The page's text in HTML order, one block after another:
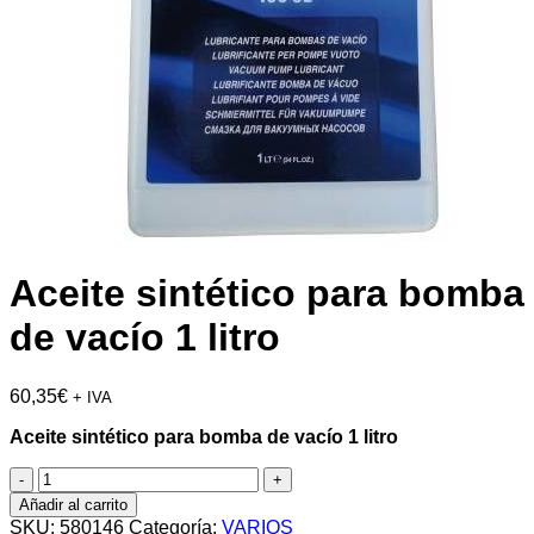
Aceite sintético para bomba
de vacío 1 litro
60,35€ + IVA
Aceite sintético para bomba de vacío 1 litro
Aceite
sintético
para
Añadir al carrito
SKU: 580146 Categoría: VARIOS